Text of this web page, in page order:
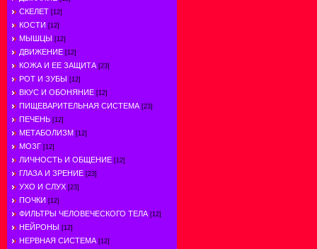
СКЕЛЕТ [12]
КОСТИ [12]
МЫШЦЫ [12]
ДВИЖЕНИЕ [12]
КОЖА И ЕЕ ЗАЩИТА [23]
РОТ И ЗУБЫ [12]
ВКУС И ОБОНЯНИЕ [12]
ПИЩЕВАРИТЕЛЬНАЯ СИСТЕМА [23]
ПЕЧЕНЬ [12]
МЕТАБОЛИЗМ [12]
МОЗГ [12]
ЛИЧНОСТЬ И ОБЩЕНИЕ [12]
ГЛАЗА И ЗРЕНИЕ [23]
УХО И СЛУХ [23]
ПОЧКИ [12]
ФИЛЬТРЫ ЧЕЛОВЕЧЕСКОГО ТЕЛА [12]
НЕЙРОНЫ [12]
НЕРВНАЯ СИСТЕМА [12]